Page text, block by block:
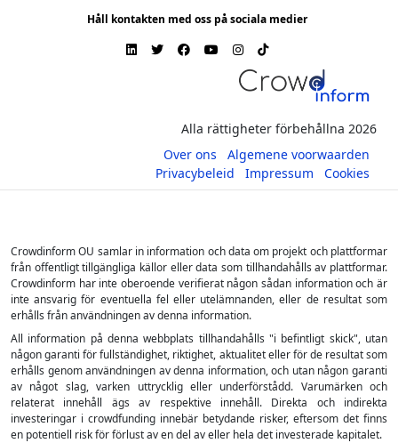
Håll kontakten med oss på sociala medier
Alla rättigheter förbehållna 2026
Over ons
Algemene voorwaarden
Privacybeleid
Impressum Cookies
Crowdinform OU samlar in information och data om projekt och plattformar
från offentligt tillgängliga källor eller data som tillhandahålls av plattformar.
Crowdinform har inte oberoende verifierat någon sådan information och är
inte ansvarig för eventuella fel eller utelämnanden, eller de resultat som
erhålls från användningen av denna information.
All information på denna webbplats tillhandahålls "i befintligt skick", utan
någon garanti för fullständighet, riktighet, aktualitet eller för de resultat som
erhålls genom användningen av denna information, och utan någon garanti
av något slag, varken uttrycklig eller underförstådd. Varumärken och
relaterat innehåll ägs av respektive innehåll. Direkta och indirekta
investeringar i crowdfunding innebär betydande risker, eftersom det finns
en potentiell risk för förlust av en del av eller hela det investerade kapitalet.